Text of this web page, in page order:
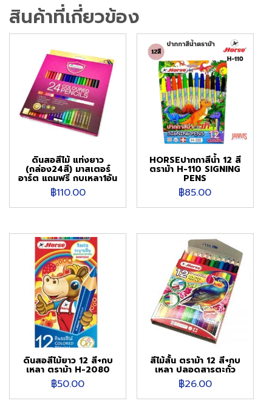
สินค้าที่เกี่ยวข้อง
ดินสอสีไม้ แท่งยาว
(กล่อง24สี) มาสเตอร์
อาร์ต แถมฟรี กบเหลา1อัน
฿110.00
HORSEปากกาสีน้ำ 12 สี
ตราม้า H-110 SIGNING
PENS
฿85.00
ดินสอสีไม้ยาว 12 สี+กบ
เหลา ตราม้า H-2080
฿50.00
สีไม้สั้น ตราม้า 12 สี+กบ
เหลา ปลอดสารตะกั่ว
฿26.00